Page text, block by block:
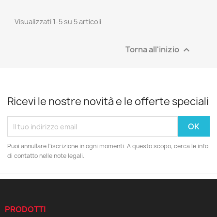
Visualizzati 1-5 su 5 articoli
Torna all'inizio 
Ricevi le nostre novità e le offerte speciali
Puoi annullare l'iscrizione in ogni momenti. A questo scopo, cerca le info
di contatto nelle note legali.
PRODOTTI